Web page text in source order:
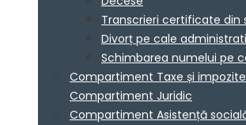
Transcrieri certificate din
Divorț pe cale
Schimbarea numelui pe
Compartiment Taxe și impozite
Compartiment Juridic
Compartiment Asistență